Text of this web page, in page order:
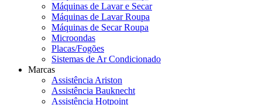
Máquinas de Lavar e Secar
Máquinas de Lavar Roupa
Máquinas de Secar Roupa
Microondas
Placas/Fogões
Sistemas de Ar Condicionado
Marcas
Assistência Ariston
Assistência Bauknecht
Assistência Hotpoint